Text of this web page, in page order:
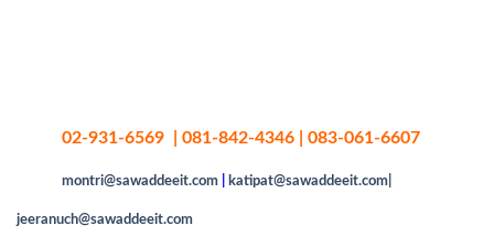
02-931-6569 | 081-842-4346 | 083-061-6607
montri@sawaddeeit.com katipat@sawaddeeit.com|
jeeranuch@sawaddeeit.com